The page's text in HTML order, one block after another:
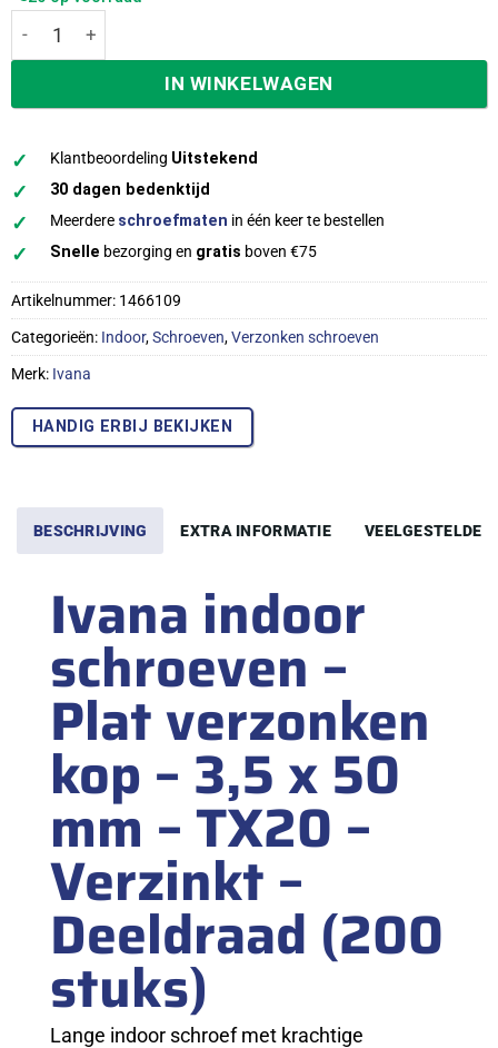
Ivana Schroeven Torx TX-20 platkop 3,5x50/30 mm
IN WINKELWAGEN
✓ Klantbeoordeling Uitstekend
✓ 30 dagen bedenktijd
✓ Meerdere schroefmaten in één keer te bestellen
✓ Snelle bezorging en gratis boven €75
Artikelnummer: 1466109
Categorieën: Indoor,Schroeven,Verzonken schroeven
Merk: Ivana
HANDIG ERBIJ BEKIJKEN
BESCHRIJVING EXTRA INFORMATIE VEELGESTELDE
Ivana indoor
schroeven –
Plat verzonken
kop – 3,5 x 50
mm – TX20 –
Verzinkt –
Deeldraad (200
stuks)
Lange indoor schroef met krachtige